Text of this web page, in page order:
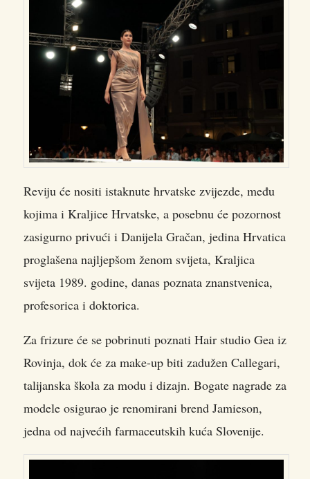
Reviju će nositi istaknute hrvatske zvijezde, među
kojima i Kraljice Hrvatske, a posebnu će pozornost
zasigurno privući i Danijela Gračan, jedina Hrvatica
proglašena najljepšom ženom svijeta, Kraljica
svijeta 1989. godine, danas poznata znanstvenica,
profesorica i doktorica.
Za frizure će se pobrinuti poznati Hair studio Gea iz
Rovinja, dok će za make-up biti zadužen Callegari,
talijanska škola za modu i dizajn. Bogate nagrade za
modele osigurao je renomirani brend Jamieson,
jedna od najvećih farmaceutskih kuća Slovenije.